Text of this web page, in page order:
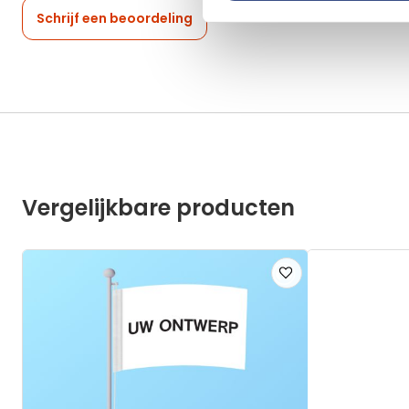
Schrijf een beoordeling
Vergelijkbare producten
Voeg
toe